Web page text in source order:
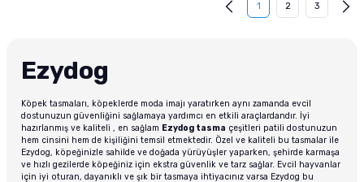
1 2 3
Ezydog
Köpek tasmaları, köpeklerde moda imajı yaratırken aynı zamanda evcil
dostunuzun güvenliğini sağlamaya yardımcı en etkili araçlardandır. İyi
hazırlanmış ve kaliteli , en sağlam Ezydog tasma çeşitleri patili dostunuzun
hem cinsini hem de kişiliğini temsil etmektedir. Özel ve kaliteli bu tasmalar ile
Ezydog, köpeğinizle sahilde ve doğada yürüyüşler yaparken, şehirde karmaşa
ve hızlı gezilerde köpeğiniz için ekstra güvenlik ve tarz sağlar. Evcil hayvanlar
için iyi oturan, dayanıklı ve şık bir tasmaya ihtiyacınız varsa Ezydog bu